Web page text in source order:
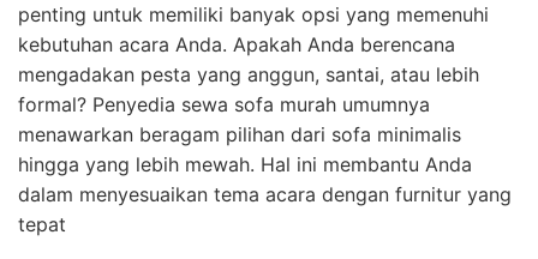
penting untuk memiliki banyak opsi yang memenuhi
kebutuhan acara Anda. Apakah Anda berencana
mengadakan pesta yang anggun, santai, atau lebih
formal? Penyedia sewa sofa murah umumnya
menawarkan beragam pilihan dari sofa minimalis
hingga yang lebih mewah. Hal ini membantu Anda
dalam menyesuaikan tema acara dengan furnitur yang
tepat